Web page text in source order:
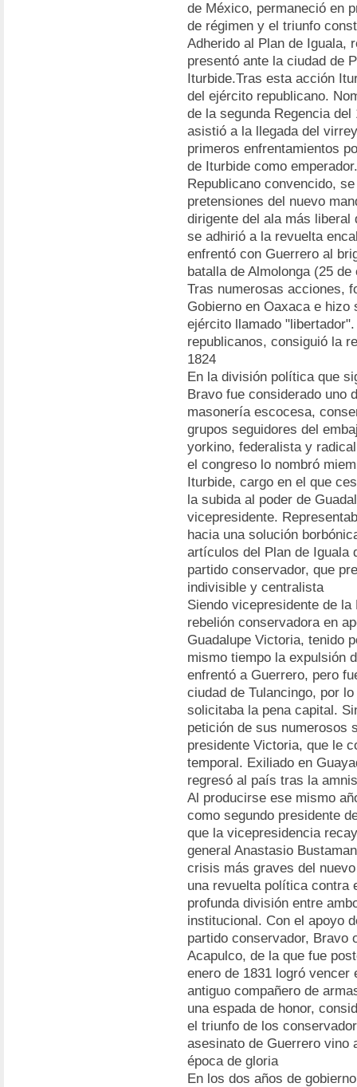
de México, permaneció en
de régimen y el triunfo
Adherido al Plan de Iguala,
presentó ante la ciudad de
Iturbide.Tras esta acción
del ejército republicano.
de la segunda Regencia
asistió a la llegada del
primeros enfrentamientos
de Iturbide como emperador.
Republicano convencido,
pretensiones del nuevo
dirigente del ala más
se adhirió a la revuelta
enfrentó con Guerrero al
batalla de Almolonga (25
Tras numerosas acciones,
Gobierno en Oaxaca e hizo
ejército llamado
republicanos, consiguió la
1824
En la división política que
Bravo fue considerado uno
masonería escocesa,
grupos seguidores del
yorkino, federalista y
el congreso lo nombró
Iturbide, cargo en el que
la subida al poder de
vicepresidente.
hacia una solución
artículos del Plan de Iguala
partido conservador, que
indivisible y centralista
Siendo vicepresidente de
rebelión conservadora en
Guadalupe Victoria, tenido
mismo tiempo la expulsión
enfrentó a Guerrero, pero
ciudad de Tulancingo, por
solicitaba la pena capital.
petición de sus numerosos
presidente Victoria, que le
temporal. Exiliado en
regresó al país tras la
Al producirse ese mismo
como segundo presidente
que la vicepresidencia
general Anastasio
crisis más graves del
una revuelta política contra
profunda división entre
institucional. Con el apoyo
partido conservador, Bravo
Acapulco, de la que fue
enero de 1831 logró
antiguo compañero de
una espada de honor,
el triunfo de los
asesinato de Guerrero vino
época de gloria
En los dos años de